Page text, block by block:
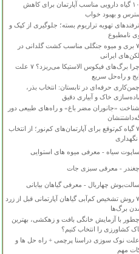
۱۰ گیاه دارویی مناسب آپارتمان برای کاهش
و بهبود خواب
ترفندهای تهویه تراریوم بسته؛ جلوگیری از کپک و
نامطبوع
۷ بری و میوه جنگلی مناسب کشت گلدانی در
ایرانی
چرا برگ‌های فیکوس الاستیکا می‌ریزد؟ ۷ علت
و راه‌حل سریع
چمن‌کاری حرفه‌ای در تابستان: انتخاب بذر،
خاک و آبیاری دقیق
شناخت «جانوران مضر باغ» و راه‌های طبیعی دور
۷ گیاه کم‌توقع برای آپارتمان‌های کم‌نور؛ از انتخاب
نگهداری
ساپوت سیاه - معرفی میوه های استوایی
چغندر - معرفی سبزی جات
سالت‌بوش چهاربال - معرفی گیاهان بیابانی
۷ روش تشخیص کم‌آبی گیاهان آپارتمانی قبل از زرد
برگ‌ها
چطور با آزمایش خانگی بافت و زهکشی، بهترین
کشاورزی را انتخاب کنیم؟
علت نوک سوزی دراسنا پرچمی + راه حل ها و
مهم